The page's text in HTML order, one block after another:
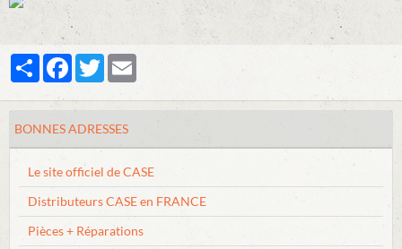
ENTRETIEN
DEPANNAGE
DIVERS DOC. & BROCHURES
BONNES ADRESSES
FORUM
PartagerFacebook
Twitter
BONNES ADRESSES
Le site officiel de CASE
Distributeurs CASE en FRANCE
Pièces + Réparations